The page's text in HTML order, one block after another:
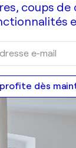
coups
profite dès